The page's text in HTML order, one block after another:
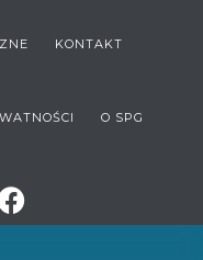
KONTAKT
O SPG